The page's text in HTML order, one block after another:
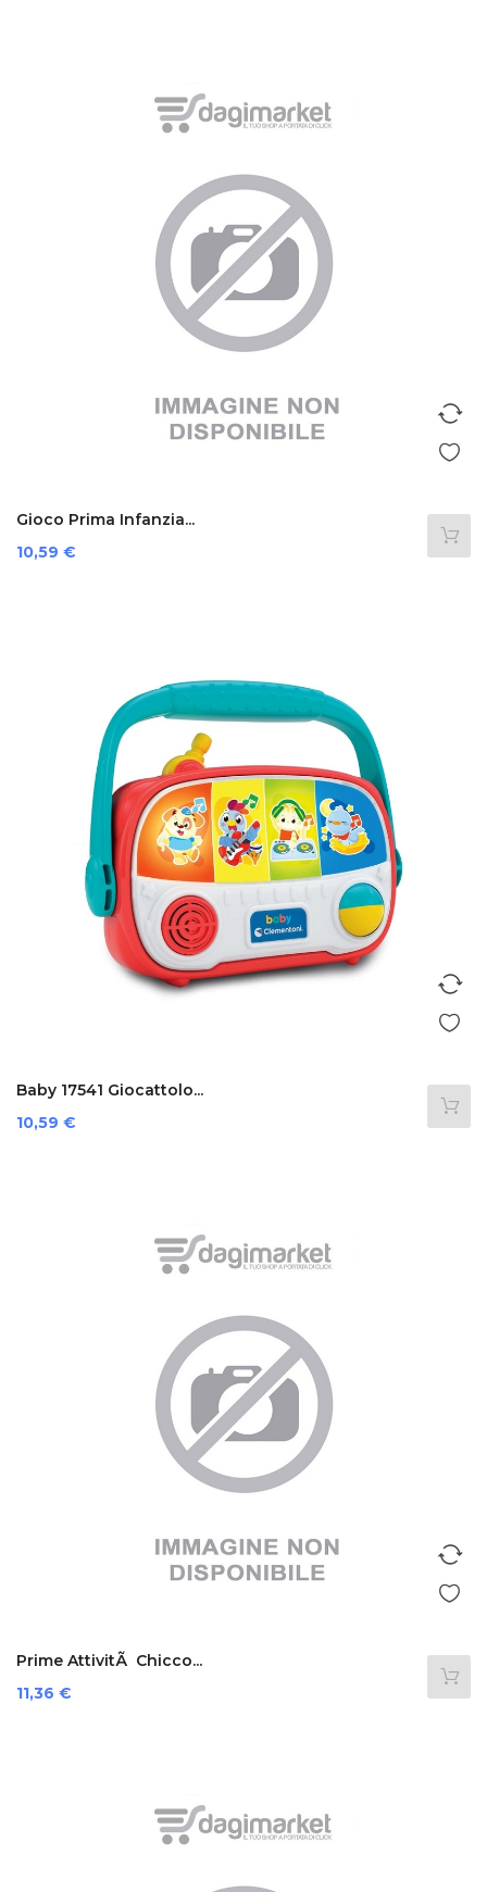
Gioco Prima Infanzia...
Prezzo
10,59 €
Baby 17541 Giocattolo...
Prezzo
10,59 €
Prime AttivitÃ Chicco...
Prezzo
11,36 €